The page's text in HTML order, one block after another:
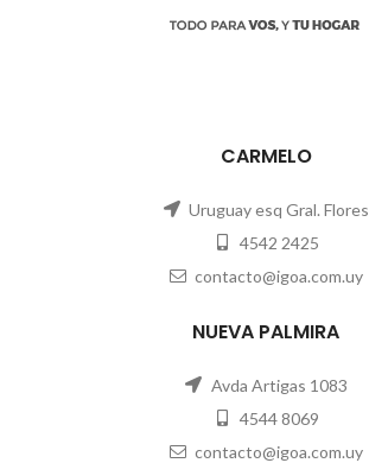
CARMELO
Uruguay esq Gral. Flores
4542 2425
contacto@igoa.com.uy
NUEVA PALMIRA
Avda Artigas 1083
4544 8069
contacto@igoa.com.uy